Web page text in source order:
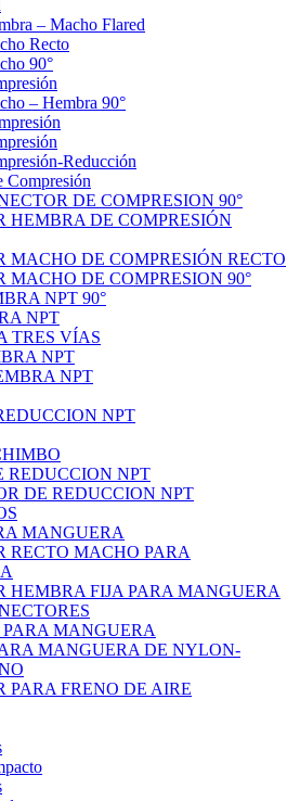
– Macho Flared
Recto
90°
– Hembra 90°
Reducción
Compresión
DE COMPRESION 90°
HEMBRA DE COMPRESIÓN
MACHO DE COMPRESIÓN RECTO
MACHO DE COMPRESION 90°
NPT 90°
NPT
TRES VÍAS
NPT
NPT
NPT
REDUCCION NPT
DE REDUCCION NPT
MANGUERA
RECTO MACHO PARA
HEMBRA FIJA PARA MANGUERA
PARA MANGUERA
MANGUERA DE NYLON-
PARA FRENO DE AIRE